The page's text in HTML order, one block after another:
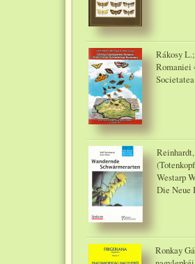
Rákosy
Romaniei
Westarp
Die Neue
Ronkay